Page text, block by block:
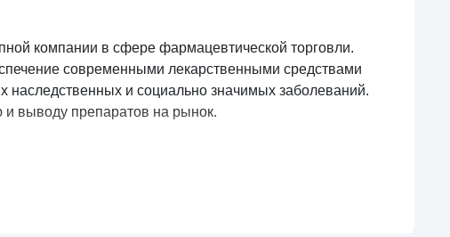
компании в сфере фармацевтической торговли.
современными лекарственными средствами
наследственных и социально значимых заболеваний.
выводу препаратов на рынок.